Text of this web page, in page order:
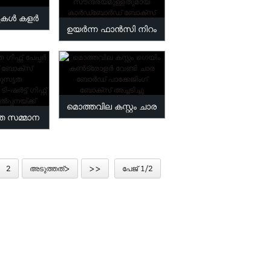
കളർ
...
ഉയർന്ന ഫാൻസി നിറം
അച്ചടിച്ച കാർഡ്ബോർഡ്
പായ്ക്കിംഗ് ബോക്സ് ...
സമ്മാന
മൊത്തവില കസ്റ്റം ചാര
2 അടുത്തത്> >> പേജ് 1/2